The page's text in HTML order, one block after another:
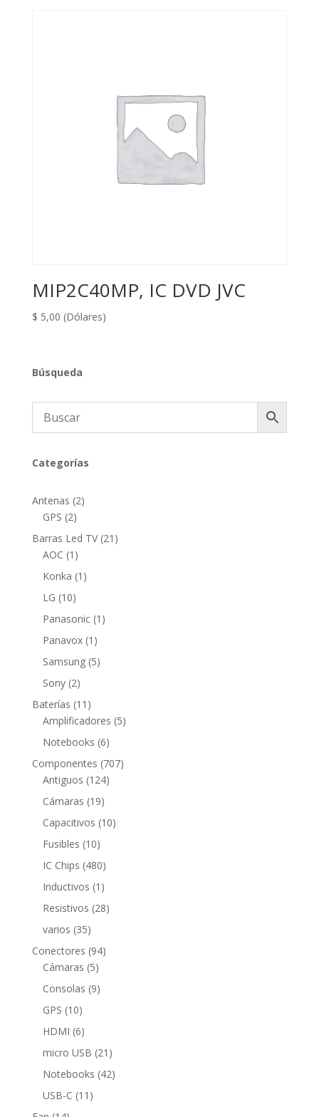
MIP2C40MP, IC DVD JVC
$ 5,00 (Dólares)
Búsqueda
Categorías
Antenas 22
GPS 22
productos
Barras Led TV 21 21
AOC 1 1
producto
Konka 1 1
LG 1010
productos
Panasonic 1 1
Panavox 1 1
producto
Samsung 55
Sony 22
productos
Baterías 11 11
productos
Amplificadores 55
Notebooks 66
productos
Componentes 707707
Antiguos 124124
Cámaras 1919
productos
Capacitivos 1010
Fusibles 1010
productos
IC Chips 480480
productos
Inductivos 1 1
producto
Resistivos 2828
varios 3535
productos
Conectores 9494
Cámaras 55
productos
Consolas 99
GPS 1010
productos
HDMI 66
productos
micro USB 21 21
productos
Notebooks 4242
USB-C 11 11